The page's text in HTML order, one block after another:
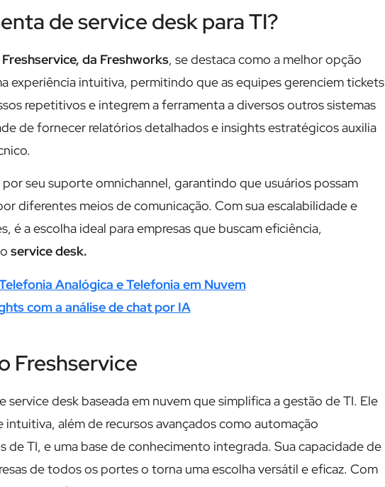
de service desk para TI?
Freshservice, da Freshworks, se destaca como a melhor opção
experiência intuitiva, permitindo que as equipes gerenciem tickets
repetitivos e integrem a ferramenta a diversos outros sistemas
de fornecer relatórios detalhados e insights estratégicos auxilia
seu suporte omnichannel, garantindo que usuários possam
diferentes meios de comunicação. Com sua escalabilidade e
a escolha ideal para empresas que buscam eficiência,
service desk.
Analógica e Telefonia em Nuvem
com a análise de chat por IA
Freshservice
service desk baseada em nuvem que simplifica a gestão de TI. Ele
além de recursos avançados como automação
TI, e uma base de conhecimento integrada. Sua capacidade de
de todos os portes o torna uma escolha versátil e eficaz. Com